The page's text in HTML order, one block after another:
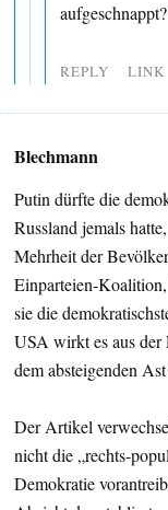
REPLY LINK
Blechmann
Putin dürfte die
Russland jemals
Mehrheit der
Einparteien-
sie die
USA wirkt es aus der
dem absteigenden
Der Artikel
nicht die „rechts-
Demokratie